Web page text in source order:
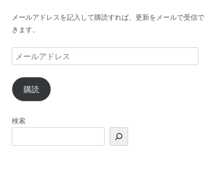
メールアドレスを記入して購読すれば、更新をメールで受信で
きます。
メ
ー
ル
ア
ド
ス
購読
検索